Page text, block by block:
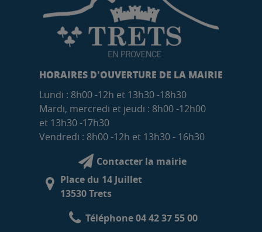
HORAIRES D'OUVERTURE DE LA MAIRIE
Lundi : 8h00 -12h et 13h30 -18h30
Mardi, mercredi et jeudi : 8h00 -12h00
et 13h30 -17h30
Vendredi : 8h00 -12h et 13h30 - 16h30
Contacter la mairie
Place du 14 Juillet
13530 Trets
Téléphone 04 42 37 55 00